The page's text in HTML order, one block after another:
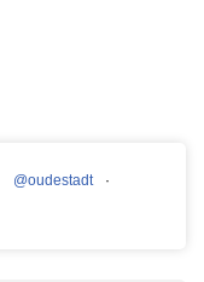
@oudestadt ·